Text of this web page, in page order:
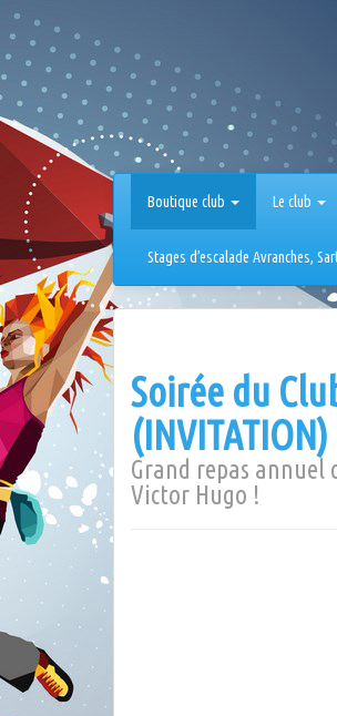
Aller
au
contenu
Boutique club Le club
Stages d’escalade Avranches,
Soirée du
(INVITATION)
Grand repas annuel
Victor Hugo !